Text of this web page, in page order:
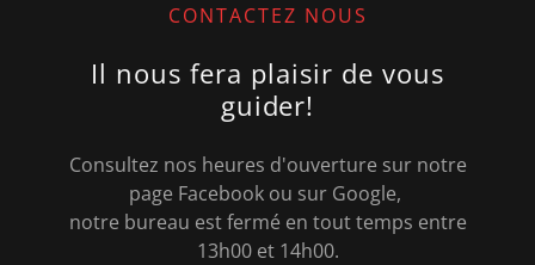
CONTACTEZ NOUS
Il nous fera plaisir de vous
guider!
Consultez nos heures d'ouverture sur notre
page Facebook ou sur Google,
notre bureau est fermé en tout temps entre
13h00 et 14h00.